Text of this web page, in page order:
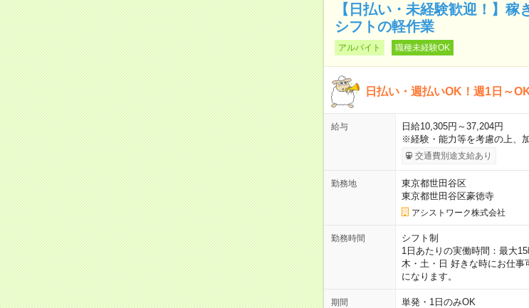
【日払い・未経験歓迎！】
シフトの軽作業
アルバイト 職種未経験OK
日払い・週払いOK！週1日～
給与
日給10,305円～37,204円
※経験・能力等を考慮の上、
交通費別途支給あり
勤務地
東京都世田谷区
東京都世田谷区豪徳寺
アシストワーク株式会社
勤務時間
シフト制
1日あたりの実働時間：最大
木・土・日 好きな時にお仕
になります。
期間 単発・1日のみOK